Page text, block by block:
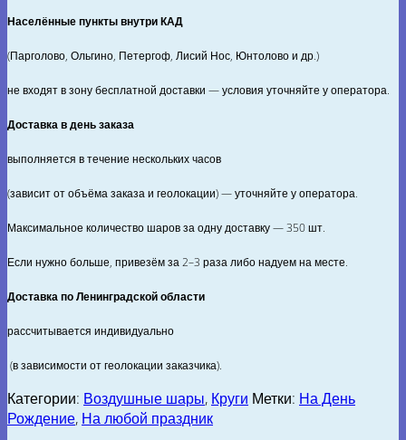
Населённые пункты внутри КАД
(Парголово, Ольгино, Петергоф, Лисий Нос, Юнтолово и др.)
не входят в зону бесплатной доставки — условия уточняйте у оператора.
Доставка в день заказа
выполняется в течение нескольких часов
(зависит от объёма заказа и геолокации) — уточняйте у оператора.
Максимальное количество шаров за одну доставку — 350 шт.
Если нужно больше, привезём за 2–3 раза либо надуем на месте.
Доставка по Ленинградской области
рассчитывается индивидуально
(в зависимости от геолокации заказчика).
Категории: Воздушные шары, Круги Метки: На День
Рождение, На любой праздник